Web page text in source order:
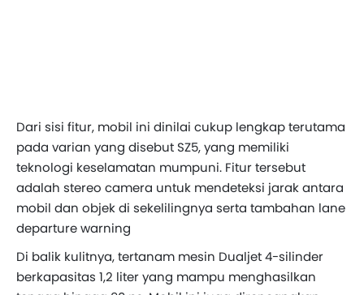
Dari sisi fitur, mobil ini dinilai cukup lengkap terutama
pada varian yang disebut SZ5, yang memiliki
teknologi keselamatan mumpuni. Fitur tersebut
adalah stereo camera untuk mendeteksi jarak antara
mobil dan objek di sekelilingnya serta tambahan lane
departure warning
Di balik kulitnya, tertanam mesin Dualjet 4-silinder
berkapasitas 1,2 liter yang mampu menghasilkan